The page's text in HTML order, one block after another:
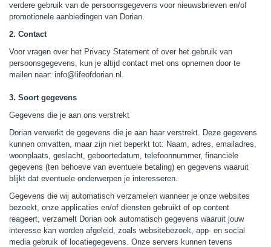
verdere gebruik van de persoonsgegevens voor nieuwsbrieven en/of
promotionele aanbiedingen van Dorian.
2. Contact
Voor vragen over het Privacy Statement of over het gebruik van
persoonsgegevens, kun je altijd contact met ons opnemen door te
mailen naar: info@lifeofdorian.nl.
3. Soort gegevens
Gegevens die je aan ons verstrekt
Dorian verwerkt de gegevens die je aan haar verstrekt. Deze gegevens
kunnen omvatten, maar zijn niet beperkt tot: Naam, adres, emailadres,
woonplaats, geslacht, geboortedatum, telefoonnummer, financiële
gegevens (ten behoeve van eventuele betaling) en gegevens waaruit
blijkt dat eventuele onderwerpen je interesseren.
Gegevens die wij automatisch verzamelen wanneer je onze websites
bezoekt, onze applicaties en/of diensten gebruikt of op content
reageert, verzamelt Dorian ook automatisch gegevens waaruit jouw
interesse kan worden afgeleid, zoals websitebezoek, app- en social
media gebruik of locatiegegevens. Onze servers kunnen tevens